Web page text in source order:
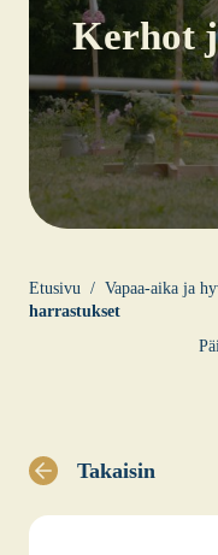
Ker­hot
Etusi­vu Vapaa-aika ja
har­ras­tuk­set
Takaisin